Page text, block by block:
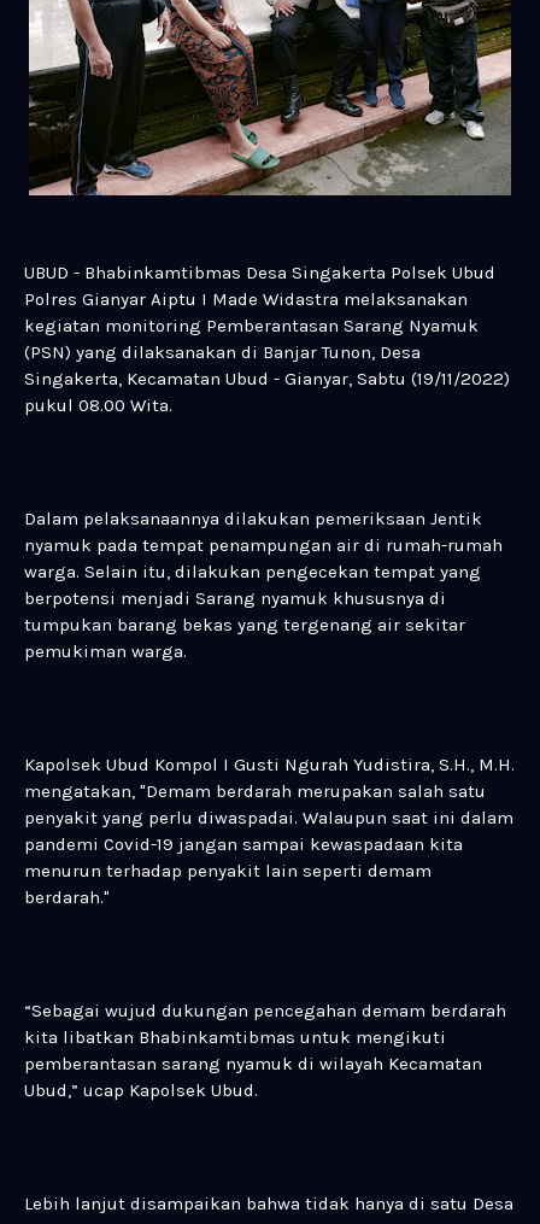
UBUD - Bhabinkamtibmas Desa Singakerta Polsek Ubud
Polres Gianyar Aiptu I Made Widastra melaksanakan
kegiatan monitoring Pemberantasan Sarang Nyamuk
(PSN) yang dilaksanakan di Banjar Tunon, Desa
Singakerta, Kecamatan Ubud - Gianyar, Sabtu (19/11/2022)
pukul 08.00 Wita.
Dalam pelaksanaannya dilakukan pemeriksaan Jentik
nyamuk pada tempat penampungan air di rumah-rumah
warga. Selain itu, dilakukan pengecekan tempat yang
berpotensi menjadi Sarang nyamuk khususnya di
tumpukan barang bekas yang tergenang air sekitar
pemukiman warga.
Kapolsek Ubud Kompol I Gusti Ngurah Yudistira, S.H., M.H.
mengatakan, "Demam berdarah merupakan salah satu
penyakit yang perlu diwaspadai. Walaupun saat ini dalam
pandemi Covid-19 jangan sampai kewaspadaan kita
menurun terhadap penyakit lain seperti demam
berdarah."
“Sebagai wujud dukungan pencegahan demam berdarah
kita libatkan Bhabinkamtibmas untuk mengikuti
pemberantasan sarang nyamuk di wilayah Kecamatan
Ubud,” ucap Kapolsek Ubud.
Lebih lanjut disampaikan bahwa tidak hanya di satu Desa